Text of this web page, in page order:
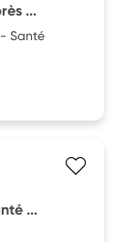
...
- Santé
...